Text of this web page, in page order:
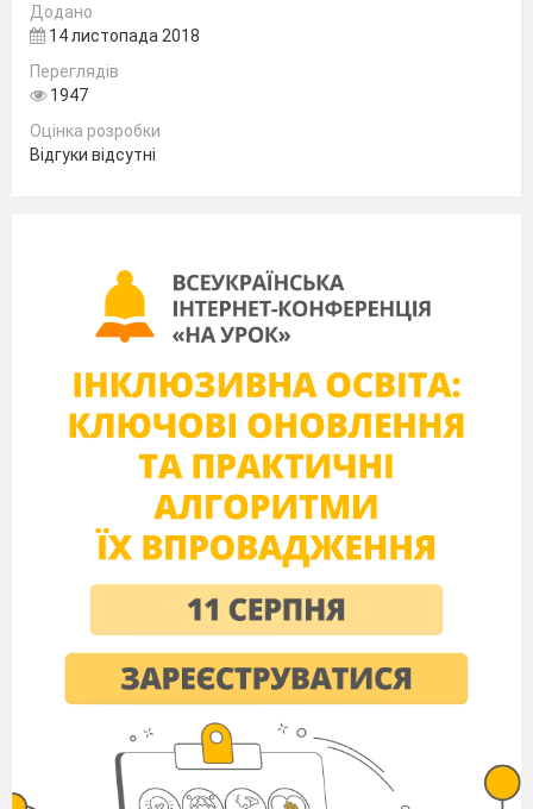
У запропонованому посібнику розкривається
зміст, структура та основні етапи проектної діяльності в
науково-методичній роботі, розглядається організація
проектно-цільової моделі методичної роботи КЗ
«Навчально-виховний комплекс «Загальноосвітній
навчальний заклад-дошкільний навчальний заклад №
24» Кам’янської міської ради.
Пропонуються зразки методичнихта соціально-
проектів, розроблених і
адміністрацією та педагогічним колективом закладу.
Методичний посібник підготували:
Котенко Тетяна Григорівна, директор НВК №
24 м. Кам’янське, «спеціаліст вищої категорії»,
«учитель-методист»;
Багашова Вікторія Миколаївна, заступник
директора з навчально-виховної роботи НВК № 24,
«спеціаліст вищої категорії», «учитель-методист».
Рекомендовано заступник ам
директорів,
Додано
14 листопада 2018
Переглядів
1947
Оцінка розробки
Відгуки відсутні